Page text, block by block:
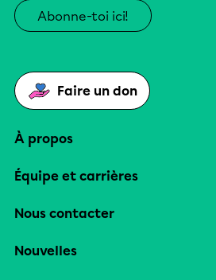
Abonne-toi ici!
Faire un don
À propos
Équipe et carrières
Nous contacter
Nouvelles